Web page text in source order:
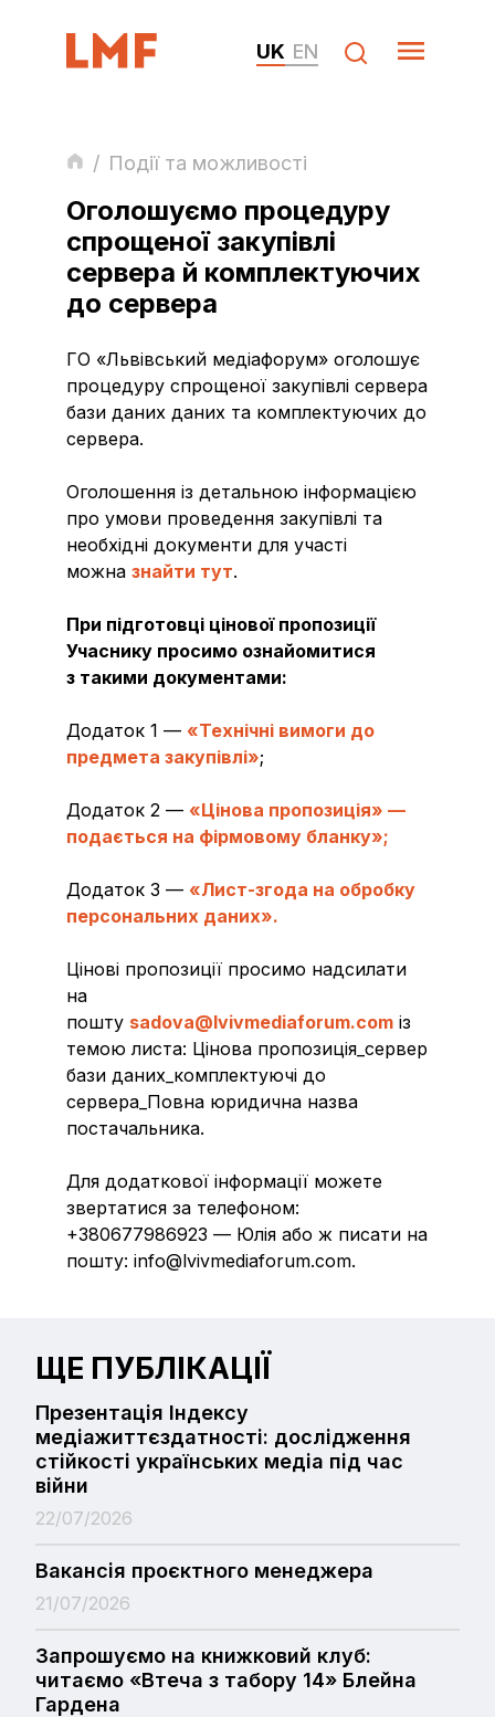
UK EN
/ Події та можливості
Оголошуємо процедуру
спрощеної закупівлі
сервера й комплектуючих
до сервера
ГО «Львівський медіафорум» оголошує
процедуру спрощеної закупівлі сервера
бази даних даних та комплектуючих до
сервера.
Оголошення із детальною інформацією
про умови проведення закупівлі та
необхідні документи для участі
можна знайти тут.
При підготовці цінової пропозиції
Учаснику просимо ознайомитися
з такими документами:
Додаток 1 — «Технічні вимоги до
предмета закупівлі»;
Додаток 2 — «Цінова пропозиція» —
подається на фірмовому бланку»;
Додаток 3 — «Лист-згода на обробку
персональних даних».
Цінові пропозиції просимо надсилати
на
пошту sadova@lvivmediaforum.com із
темою листа: Цінова пропозиція_сервер
бази даних_комплектуючі до
сервера_Повна юридична назва
постачальника.
Для додаткової інформації можете
звертатися за телефоном:
+380677986923 — Юлія або ж писати на
пошту: info@lvivmediaforum.com.
ЩЕ ПУБЛІКАЦІЇ
Презентація Індексу
медіажиттєздатності: дослідження
стійкості українських медіа під час
війни
22/07/2026
Вакансія проєктного менеджера
21/07/2026
Запрошуємо на книжковий клуб:
читаємо «Втеча з табору 14» Блейна
Гардена